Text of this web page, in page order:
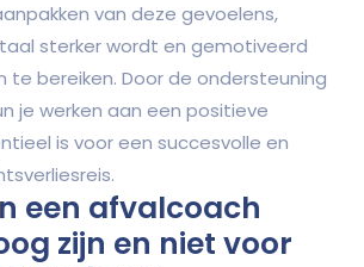
van deze gevoelens,
sterker wordt en gemotiveerd
te bereiken. Door de ondersteuning
je werken aan een positieve
is voor een succesvolle en
een afvalcoach
zijn en niet voor